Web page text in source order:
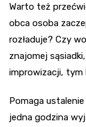
Warto też
obca osoba
rozładuje? Czy
znajomej
improwizacji, tym
Pomaga
jedna godzina